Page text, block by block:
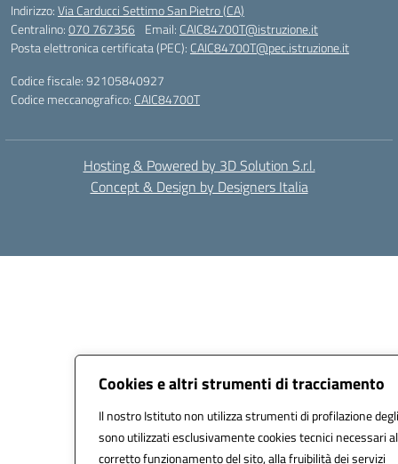
Cookies e altri strumenti di tracciamento
Il nostro Istituto non utilizza strumenti di profilazione
sono utilizzati esclusivamente cookies tecnici necessari al
corretto funzionamento del sito, alla fruibilità dei servizi
Indirizzo:Via Carducci Settimo San Pietro (CA)
Centralino:070 767356 Email: CAIC84700T@istruzione.it
Posta elettronica certificata (PEC): CAIC84700T@pec.istruzione.it
Codice fiscale: 92105840927
Codice meccanografico: CAIC84700T
Hosting & Powered by 3D Solution S.r.l.
Concept & Design by Designers Italia